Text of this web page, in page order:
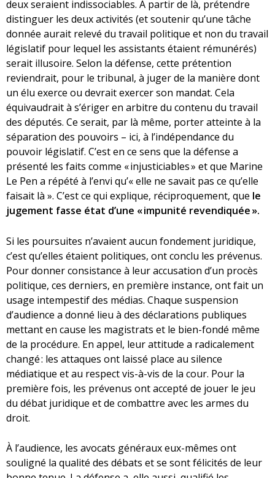
deux seraient indissociables. À partir de là, prétendre
distinguer les deux activités (et soutenir qu’une tâche
donnée aurait relevé du travail politique et non du travail
législatif pour lequel les assistants étaient rémunérés)
serait illusoire. Selon la défense, cette prétention
reviendrait, pour le tribunal, à juger de la manière dont
un élu exerce ou devrait exercer son mandat. Cela
équivaudrait à s’ériger en arbitre du contenu du travail
des députés. Ce serait, par là même, porter atteinte à la
séparation des pouvoirs – ici, à l’indépendance du
pouvoir législatif. C’est en ce sens que la défense a
présenté les faits comme « injusticiables » et que Marine
Le Pen a répété à l’envi qu’« elle ne savait pas ce qu’elle
faisait là ». C’est ce qui explique, réciproquement, que le
jugement fasse état d’une « impunité revendiquée ».
Si les poursuites n’avaient aucun fondement juridique,
c’est qu’elles étaient politiques, ont conclu les prévenus.
Pour donner consistance à leur accusation d’un procès
politique, ces derniers, en première instance, ont fait un
usage intempestif des médias. Chaque suspension
d’audience a donné lieu à des déclarations publiques
mettant en cause les magistrats et le bien-fondé même
de la procédure. En appel, leur attitude a radicalement
changé : les attaques ont laissé place au silence
médiatique et au respect vis-à-vis de la cour. Pour la
première fois, les prévenus ont accepté de jouer le jeu
du débat juridique et de combattre avec les armes du
droit.
À l’audience, les avocats généraux eux-mêmes ont
souligné la qualité des débats et se sont félicités de leur